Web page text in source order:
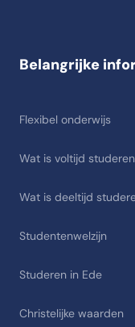
Belangrijke
Flexibel onderwijs
Wat is voltijd
Wat is deeltijd
Studentenwelzijn
Studeren in Ede
Christelijke waarden